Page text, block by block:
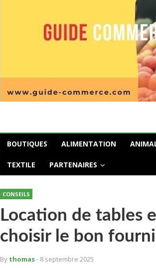
BOUTIQUES ALIMENTATION
TEXTILE PARTENAIRES
CONSEILS
Location de tables
choisir le bon
By thomas- 8 septembre 2025